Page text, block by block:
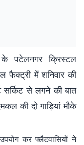
के पटेलनगर क्रिस्टल
फैक्ट्री में शनिवार की
से लगने की बात
की दो गाड़ियां मौके
कर फ्लैटवासियों ने